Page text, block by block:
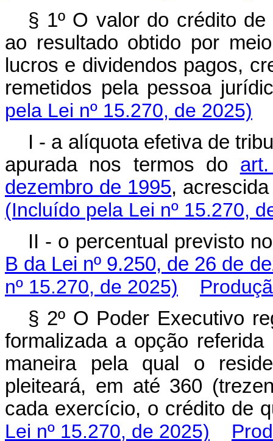
§ 1º O valor do crédito
ao resultado obtido por
lucros e dividendos pagos,
remetidos pela pessoa
pela Lei nº 15.270, de 2025)
I - a alíquota efetiva de
apurada nos termos do
dezembro de 1995,
(Incluído pela Lei nº 15.270,
II - o percentual previsto
B da Lei nº 9.250, de 26 de
nº 15.270, de 2025)
§ 2º O Poder Executivo
formalizada a opção
maneira pela qual o
pleiteará, em até 360
cada exercício, o crédito de
Lei nº 15.270, de 2025)